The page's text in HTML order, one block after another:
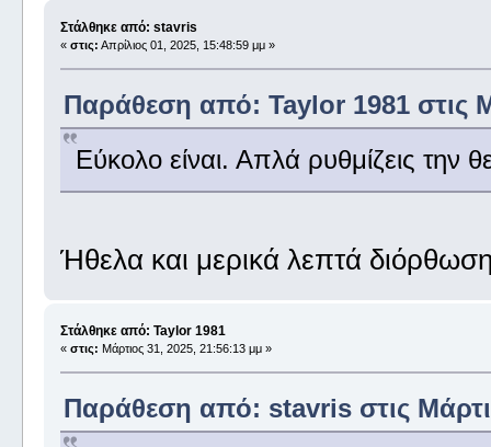
Στάλθηκε από: stavris
« στις: Απρίλιος 01, 2025, 15:48:59 μμ »
Παράθεση από: Taylor 1981 στις
Εύκολο είναι. Απλά ρυθμίζεις
Ήθελα και μερικά λεπτά
Στάλθηκε από: Taylor 1981
« στις: Μάρτιος 31, 2025, 21:56:13 μμ »
Παράθεση από: stavris στις